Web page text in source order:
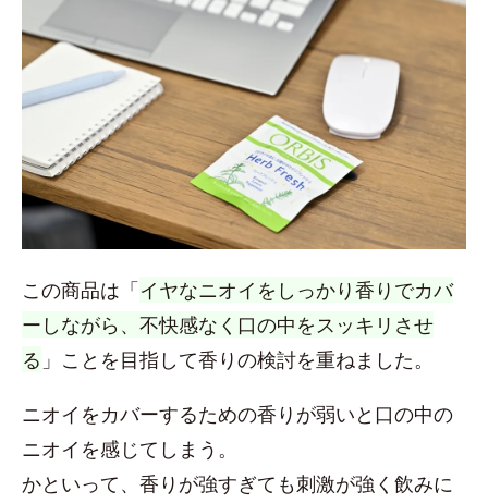
この商品は「イヤなニオイをしっかり香りでカバ
ーしながら、不快感なく口の中をスッキリさせ
る 」ことを目指して香りの検討を重ねました。
ニオイをカバーするための香りが弱いと口の中の
ニオイを感じてしまう。
かといって、香りが強すぎても刺激が強く飲みに